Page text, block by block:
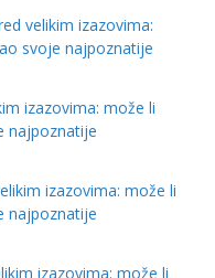
velikim izazovima:
svoje najpoznatije
izazovima: može li
najpoznatije
izazovima: može li
najpoznatije
izazovima: može li